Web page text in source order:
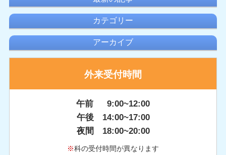
カテゴリー
アーカイブ
外来受付時間
午前 9:00~12:00
午後 14:00~17:00
夜間 18:00~20:00
※科の受付時間が異なります